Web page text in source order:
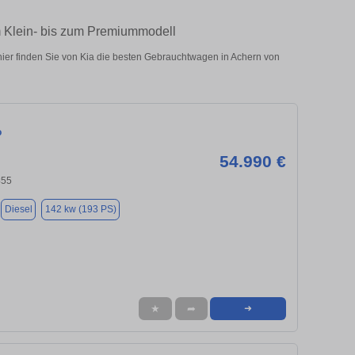
bis zum Premiummodell
finden Sie von Kia die besten Gebrauchtwagen in Achern von
54.990 €
Diesel 142 kw (193 PS)
★ ➦ ➜